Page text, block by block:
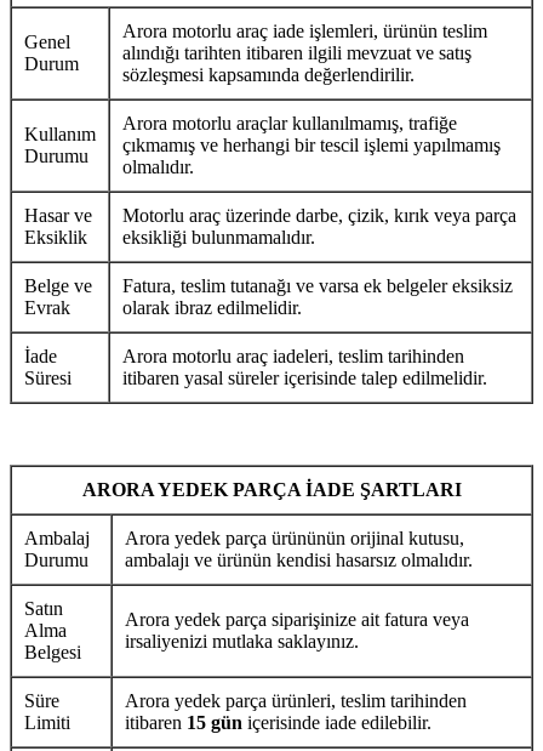
Genel
Durum
Arora motorlu araç iade işlemleri, ürünün teslim
alındığı tarihten itibaren ilgili mevzuat ve satış
sözleşmesi kapsamında değerlendirilir.
Kullanım
Durumu
Arora motorlu araçlar kullanılmamış, trafiğe
çıkmamış ve herhangi bir tescil işlemi yapılmamış
olmalıdır.
Hasar ve
Eksiklik
Motorlu araç üzerinde darbe, çizik, kırık veya parça
eksikliği bulunmamalıdır.
Belge ve
Evrak
Fatura, teslim tutanağı ve varsa ek belgeler eksiksiz
olarak ibraz edilmelidir.
İade
Süresi
Arora motorlu araç iadeleri, teslim tarihinden
itibaren yasal süreler içerisinde talep edilmelidir.
ARORA YEDEK PARÇA İADE ŞARTLARI
Ambalaj
Durumu
Arora yedek parça ürününün orijinal kutusu,
ambalajı ve ürünün kendisi hasarsız olmalıdır.
Satın
Alma
Belgesi
Arora yedek parça siparişinize ait fatura veya
irsaliyenizi mutlaka saklayınız.
Süre
Limiti
Arora yedek parça ürünleri, teslim tarihinden
itibaren 15 gün içerisinde iade edilebilir.